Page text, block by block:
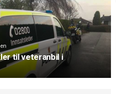
til veteranbil i